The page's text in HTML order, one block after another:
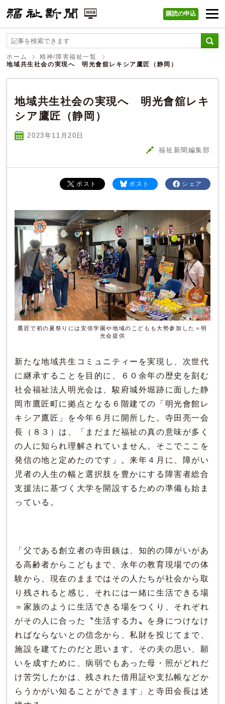
福祉新聞 WEB
購読の申込
ホーム
精神/障害福祉一覧
地域共生社会の実現へ 明光會舘レキシア鷹匠（静岡）
地域共生社会の実現へ 明光會舘レキ
シア鷹匠（静岡）
2023年11 月20 日
福祉新聞編集部
シェア
ポスト
ポスト
鷹匠で初の夏祭りには安倍学園や地域のこどもも大勢参加した＝明
光会提供
新たな地域共生コミュニティーを実現し、次世代
に継承することを目的に、６０余年の歴史を刻む
社会福祉法人明光会は、駿府城外堀跡に面した静
岡市鷹匠町に拠点となる６階建ての「明光會館レ
キシア鷹匠」を今年６月に開所した。寺田亮一会
長（８３）は、「まだまだ福祉の真の意味が多く
の人に知られ理解されていません。そこでここを
発信の地と定めたのです」。来年４月に、障がい
児者の人生の幅と選択肢を豊かにする障害者総合
支援法に基づく大学を開設するための準備も始ま
っている。
「父である創立者の寺田銕は、知的の障がいがあ
る高齢者からこどもまで、永年の教育現場での体
験から、現在のままではその人たちが社会から取
り残されると感じ、それには一緒に生活できる場
＝家族のように生活できる場をつくり、それぞれ
がその人に合った〝生活する力〟を身につけなけ
ればならないとの信念から、私財を投じてまで、
施設を建てたのだと思います。その夫の思い、願
いを成すために、病弱でもあった母・照がどれだ
け苦労したかは、残された借用証や支払帳などか
らうかがい知ることができます」と寺田会長は述